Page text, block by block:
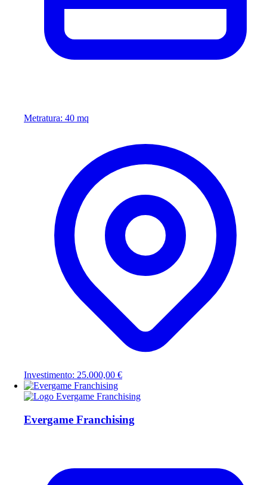
Metratura: 40 mq
Investimento: 25.000,00 €
Evergame Franchising